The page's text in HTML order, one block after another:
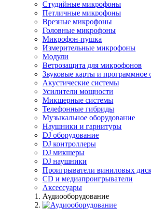
Студийные микрофоны
Петличные микрофоны
Врезные микрофоны
Головные микрофоны
Микрофон-пушка
Измерительные микрофоны
Модули
Ветрозащита для микрофонов
Звуковые карты и программное
Акустические системы
Усилители мощности
Микшерные системы
Телефонные гибриды
Музыкальное оборудование
Наушники и гарнитуры
DJ оборудование
DJ контроллеры
DJ микшеры
DJ наушники
Проигрыватели виниловых
СD и медиапроигрыватели
Аксессуары
Аудиооборудование